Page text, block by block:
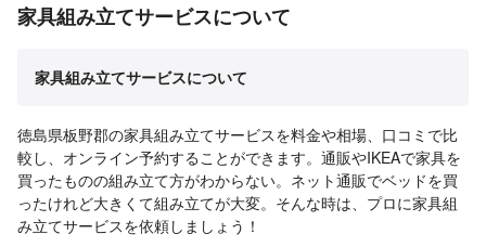
家具組み立てサービスについて
家具組み立てサービスについて
徳島県板野郡の家具組み立てサービスを料金や相場、口コミで比
較し、オンライン予約することができます。通販やIKEAで家具を
買ったものの組み立て方がわからない。ネット通販でベッドを買
ったけれど大きくて組み立てが大変。そんな時は、プロに家具組
み立てサービスを依頼しましょう！